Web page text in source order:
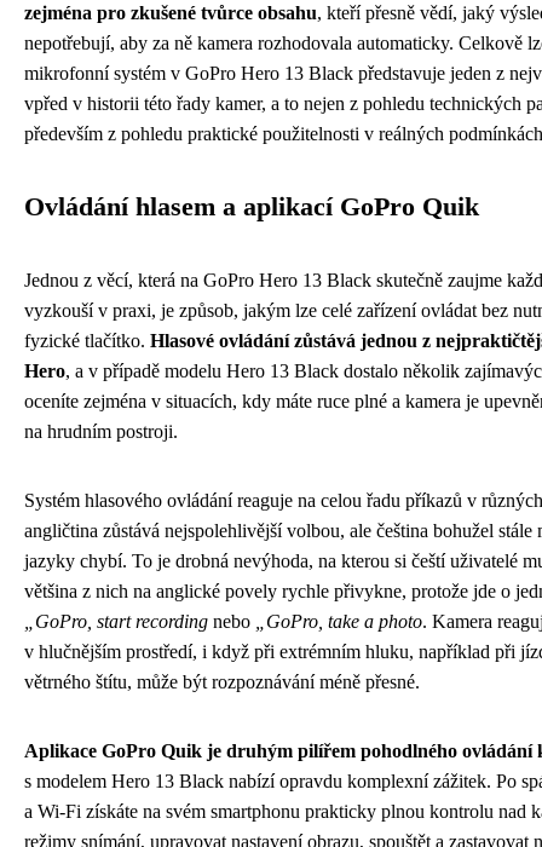
zejména pro zkušené tvůrce obsahu, kteří přesně vědí, jaký
nepotřebují, aby za ně kamera rozhodovala automaticky. Celkově
mikrofonní systém v GoPro Hero 13 Black představuje jeden z
vpřed v historii této řady kamer, a to nejen z pohledu technických
především z pohledu praktické použitelnosti v reálných
Ovládání hlasem a aplikací GoPro Quik
Jednou z věcí, která na GoPro Hero 13 Black skutečně zaujme
vyzkouší v praxi, je způsob, jakým lze celé zařízení ovládat bez
fyzické tlačítko. Hlasové ovládání zůstává jednou z
Hero, a v případě modelu Hero 13 Black dostalo několik
oceníte zejména v situacích, kdy máte ruce plné a kamera je
na hrudním postroji.
Systém hlasového ovládání reaguje na celou řadu příkazů v
angličtina zůstává nejspolehlivější volbou, ale čeština bohužel
jazyky chybí. To je drobná nevýhoda, na kterou si čeští uživatelé
většina z nich na anglické povely rychle přivykne, protože jde o
„GoPro, start recording nebo „GoPro, take a photo. Kamera
v hlučnějším prostředí, i když při extrémním hluku, například při
větrného štítu, může být rozpoznávání méně přesné.
Aplikace GoPro Quik je druhým pilířem pohodlného ovládání
s modelem Hero 13 Black nabízí opravdu komplexní zážitek. Po
a Wi-Fi získáte na svém smartphonu prakticky plnou kontrolu nad
režimy snímání, upravovat nastavení obrazu, spouštět a zastavovat